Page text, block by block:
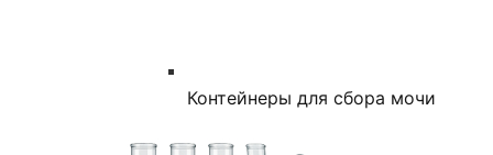
Контейнеры для сбора мочи